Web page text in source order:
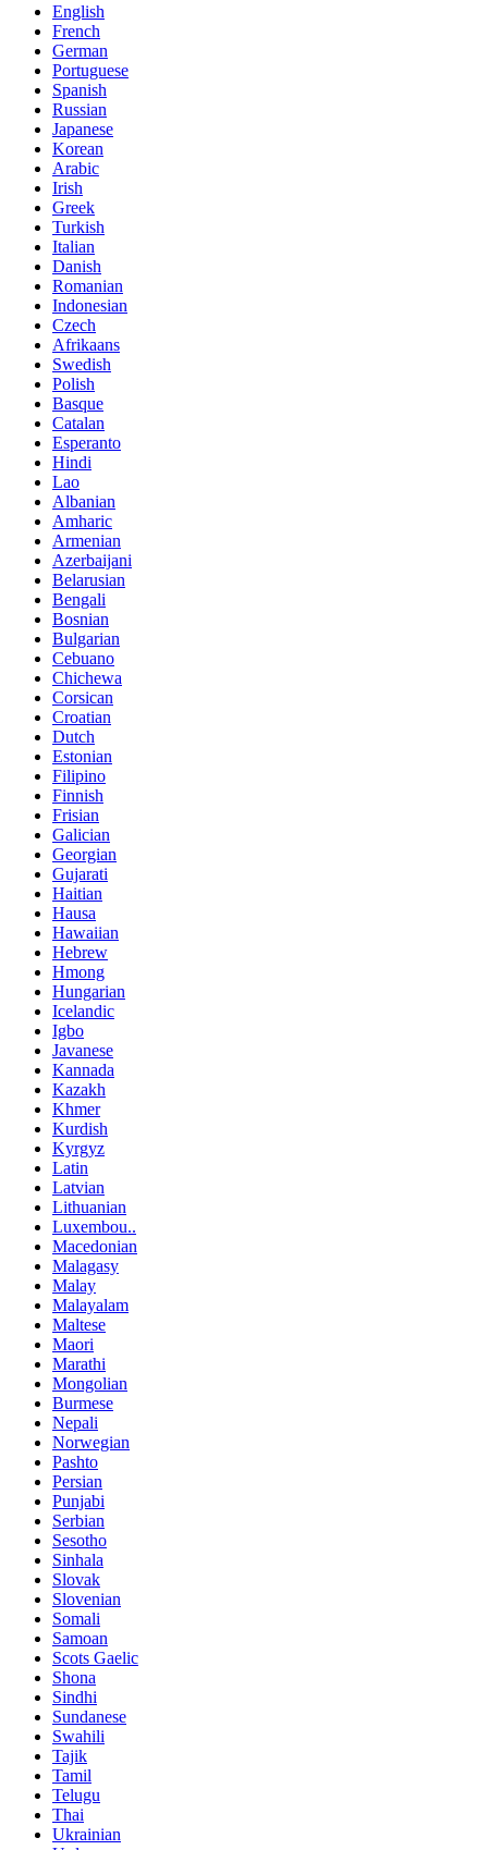
English
French
German
Portuguese
Spanish
Russian
Japanese
Korean
Arabic
Irish
Greek
Turkish
Italian
Danish
Romanian
Indonesian
Czech
Afrikaans
Swedish
Polish
Basque
Catalan
Esperanto
Hindi
Lao
Albanian
Amharic
Armenian
Azerbaijani
Belarusian
Bengali
Bosnian
Bulgarian
Cebuano
Chichewa
Corsican
Croatian
Dutch
Estonian
Filipino
Finnish
Frisian
Galician
Georgian
Gujarati
Haitian
Hausa
Hawaiian
Hebrew
Hmong
Hungarian
Icelandic
Igbo
Javanese
Kannada
Kazakh
Khmer
Kurdish
Kyrgyz
Latin
Latvian
Lithuanian
Luxembou..
Macedonian
Malagasy
Malay
Malayalam
Maltese
Maori
Marathi
Mongolian
Burmese
Nepali
Norwegian
Pashto
Persian
Punjabi
Serbian
Sesotho
Sinhala
Slovak
Slovenian
Somali
Samoan
Scots Gaelic
Shona
Sindhi
Sundanese
Swahili
Tajik
Tamil
Telugu
Thai
Ukrainian